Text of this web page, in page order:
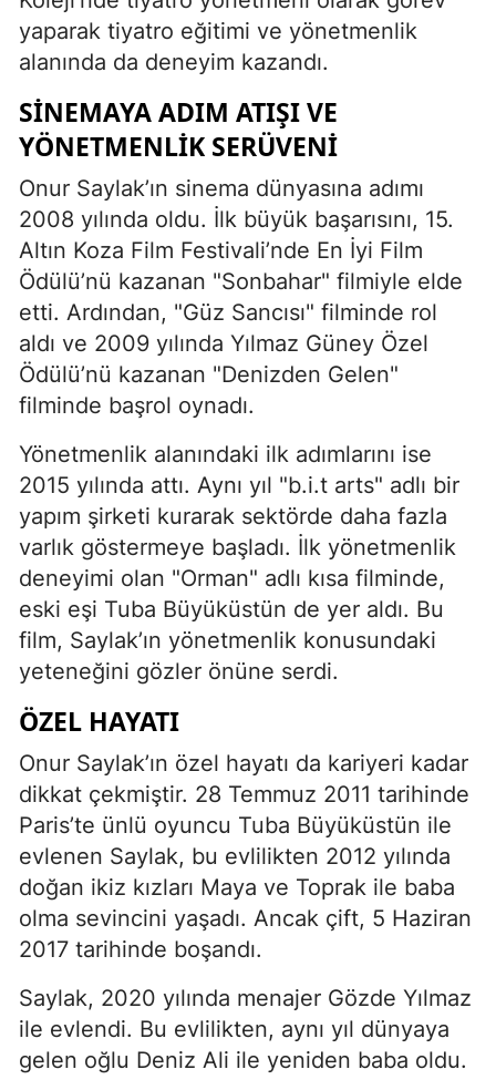
yaparak tiyatro eğitimi ve yönetmenlik
alanında da deneyim kazandı.
SINEMAYA ADIM ATIŞI VE
YÖNETMENLIK SERÜVENI
Onur Saylak’ın sinema dünyasına adımı
2008 yılında oldu. İlk büyük başarısını, 15.
Altın Koza Film Festivali’nde En İyi Film
Ödülü’nü kazanan "Sonbahar" filmiyle elde
etti. Ardından, "Güz Sancısı" filminde rol
aldı ve 2009 yılında Yılmaz Güney Özel
Ödülü’nü kazanan "Denizden Gelen"
filminde başrol oynadı.
Yönetmenlik alanındaki ilk adımlarını ise
2015 yılında attı. Aynı yıl "b.i.t arts" adlı bir
yapım şirketi kurarak sektörde daha fazla
varlık göstermeye başladı. İlk yönetmenlik
deneyimi olan "Orman" adlı kısa filminde,
eski eşi Tuba Büyüküstün de yer aldı. Bu
film, Saylak’ın yönetmenlik konusundaki
yeteneğini gözler önüne serdi.
ÖZEL HAYATI
Onur Saylak’ın özel hayatı da kariyeri kadar
dikkat çekmiştir. 28 Temmuz 2011 tarihinde
Paris’te ünlü oyuncu Tuba Büyüküstün ile
evlenen Saylak, bu evlilikten 2012 yılında
doğan ikiz kızları Maya ve Toprak ile baba
olma sevincini yaşadı. Ancak çift, 5 Haziran
2017 tarihinde boşandı.
Saylak, 2020 yılında menajer Gözde Yılmaz
ile evlendi. Bu evlilikten, aynı yıl dünyaya
gelen oğlu Deniz Ali ile yeniden baba oldu.